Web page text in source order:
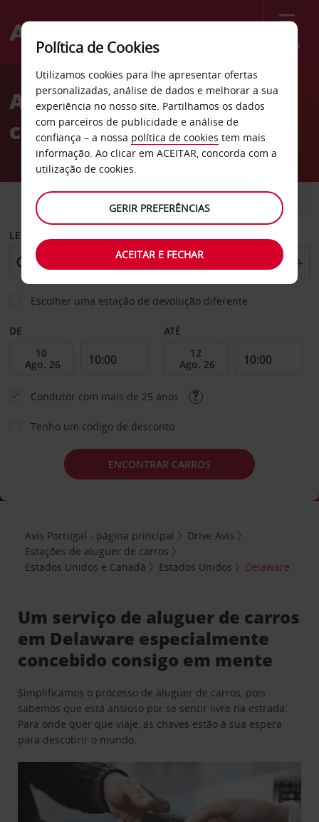
Menu
Welcome
AvisAluguer de
carros Delaware
CARRO COMERCIAIS
LEVANTAR EM
Escolher uma estação de devolução diferente
DE ATÉ
Condutor com mais de 25 anos
Tenho um código de desconto
ENCONTRAR CARROS
Avis Portugal - página principal
Drive Avis
Estações de aluguer de carros
Estados Unidos e Canadá
Estados Unidos Delaware
Um serviço de aluguer de carros
em Delaware especialmente
concebido consigo em mente
Simplificamos o processo de aluguer de carros, pois
sabemos que está ansioso por se sentir livre na estrada.
Para onde quer que viaje, as chaves estão à sua espera
para descobrir o mundo.
Política de Cookies
Utilizamos cookies para lhe apresentar ofertas
personalizadas, análise de dados e melhorar a sua
experiência no nosso site. Partilhamos os dados
com parceiros de publicidade e análise de
confiança – a nossa política de cookies tem mais
informação. Ao clicar em ACEITAR, concorda com a
utilização de cookies.
GERIR PREFERÊNCIAS
ACEITAR E FECHAR